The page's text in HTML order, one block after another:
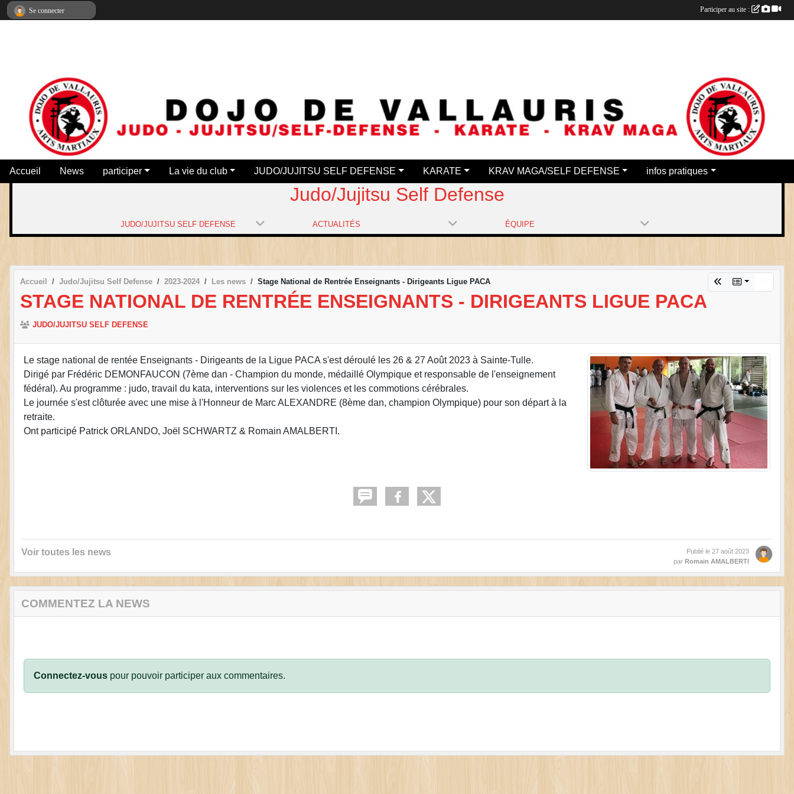
Accueil News participer La vie du club JUDO/JUJITSU SELF DEFENSE KARATE KRAV MAGA/SELF DEFENSE infos pratiques
Judo/Jujitsu Self Defense
JUDO/JUJITSU SELF DEFENSE ACTUALITÉS ÉQUIPE
Accueil Judo/Jujitsu Self Defense 2023-2024 Les news Stage National de Rentrée Enseignants - Dirigeants Ligue PACA
STAGE NATIONAL DE RENTRÉE ENSEIGNANTS - DIRIGEANTS LIGUE PACA
JUDO/JUJITSU SELF DEFENSE
Le stage national de rentée Enseignants - Dirigeants de la Ligue PACA s'est déroulé les 26 & 27 Août 2023 à Sainte-Tulle.
Dirigé par Frédéric DEMONFAUCON (7ème dan - Champion du monde, médaillé Olympique et responsable de l'enseignement
fédéral). Au programme : judo, travail du kata, interventions sur les violences et les commotions cérébrales.
Le journée s'est clôturée avec une mise à l'Honneur de Marc ALEXANDRE (8ème dan, champion Olympique) pour son départ à la
retraite.
Ont participé Patrick ORLANDO, Joël SCHWARTZ & Romain AMALBERTI.
Voir toutes les news Publié le 27 août 2023
par Romain AMALBERTI
COMMENTEZ LA NEWS
Connectez-vous pour pouvoir participer aux commentaires.
Se connecter Participer au site :
Panneau de gestion des cookies